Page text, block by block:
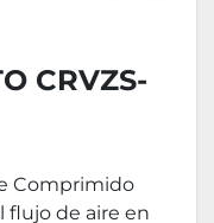
CRVZS-
Comprimido
flujo de aire en